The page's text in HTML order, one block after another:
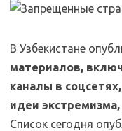
В Узбекистане
материалов,
каналы в
идеи
Список сегодня